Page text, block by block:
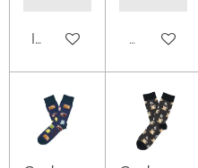
In winkelwagenUitverkocht